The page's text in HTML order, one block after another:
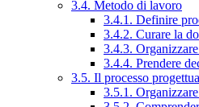
3.4. Metodo di lavoro
3.4.1. Definire
3.4.2. Curare la
3.4.3.
3.4.4. Prendere
3.5. Il processo
3.5.1.